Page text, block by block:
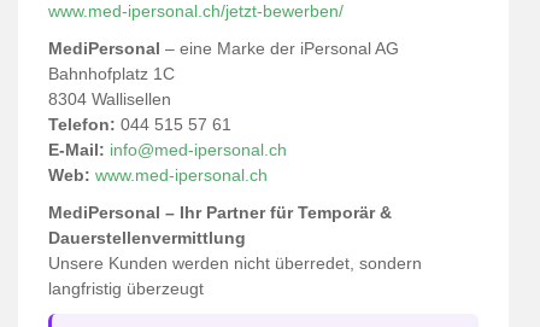
www.med-ipersonal.ch/jetzt-bewerben/
MediPersonal – eine Marke der iPersonal AG
Bahnhofplatz 1C
8304 Wallisellen
Telefon: 044 515 57 61
E-Mail: info@med-ipersonal.ch
Web: www.med-ipersonal.ch
MediPersonal – Ihr Partner für Temporär &
Dauerstellenvermittlung
Unsere Kunden werden nicht überredet, sondern
langfristig überzeugt